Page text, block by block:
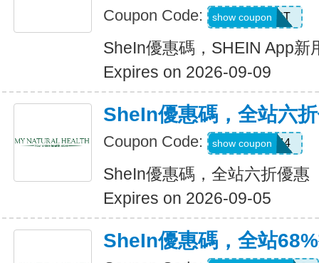
Coupon Code: D4K6T
show coupon
SheIn優惠碼，SHEIN App新
Expires on 2026-09-09
SheIn優惠碼，全站六
Coupon Code: V3A44
show coupon
SheIn優惠碼，全站六折優惠
Expires on 2026-09-05
SheIn優惠碼，全站